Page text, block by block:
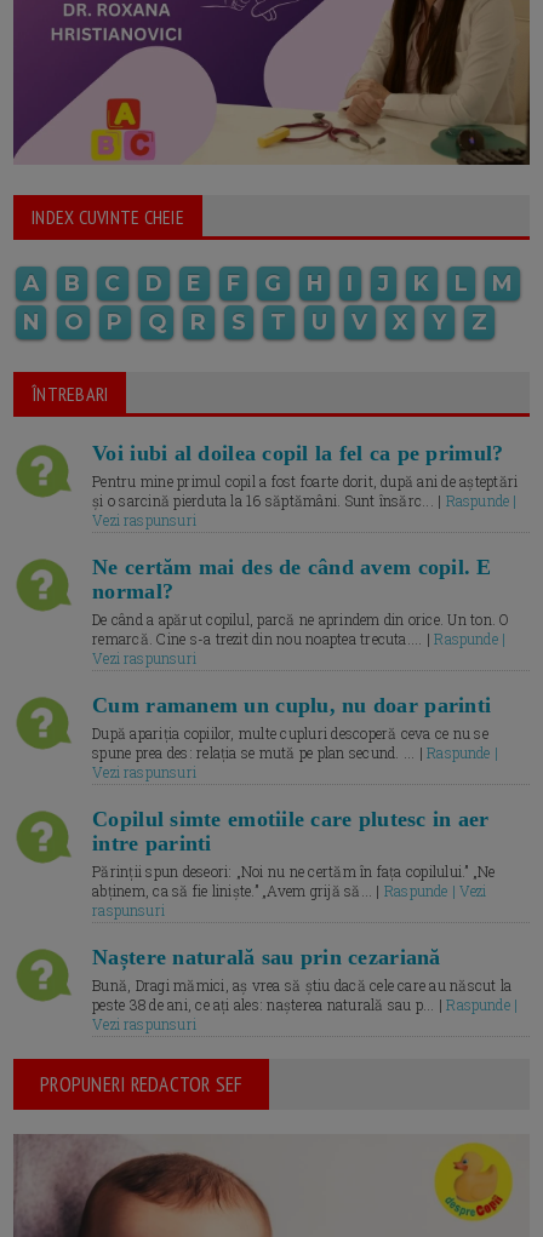
INDEX CUVINTE CHEIE
A B C D E F G H I J K L
M
N
O P Q R S T U V X Y Z
ÎNTREBARI
Voi iubi al doilea copil la fel ca pe primul?
Pentru mine primul copil a fost foarte dorit, după ani de așteptări
și o sarcină pierduta la 16 săptămâni. Sunt însărc... | Raspunde |
Vezi raspunsuri
Ne certăm mai des de când avem copil. E
normal?
De când a apărut copilul, parcă ne aprindem din orice. Un ton. O
remarcă. Cine s-a trezit din nou noaptea trecuta.... |Raspunde |
Vezi raspunsuri
Cum ramanem un cuplu, nu doar parinti
După apariția copiilor, multe cupluri descoperă ceva ce nu se
spune prea des: relația se mută pe plan secund. ... |Raspunde |
Vezi raspunsuri
Copilul simte emotiile care plutesc in aer
intre parinti
Părinții spun deseori: „Noi nu ne certăm în fața copilului.” „Ne
abținem, ca să fie liniște.” „Avem grijă să... | Raspunde | Vezi
raspunsuri
Naștere naturală sau prin cezariană
Bună, Dragi mămici, aș vrea să știu dacă cele care au născut la
peste 38 de ani, ce ați ales: nașterea naturală sau p... |Raspunde |
Vezi raspunsuri
PROPUNERI REDACTOR SEF